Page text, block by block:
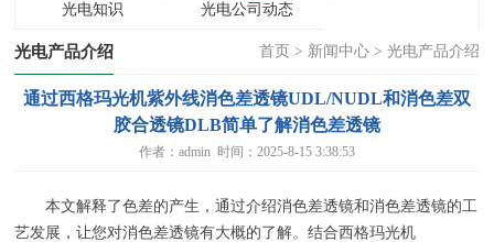
光电知识 光电公司动态
光电产品介绍 首页 > 新闻中心> 光电产品介绍
通过西格玛光机紫外线消色差透镜UDL/NUDL和消色差双
胶合透镜DLB简单了解消色差透镜
作者：admin 时间：2025-8-15 3:38:53
本文解释了色差的产生，通过介绍消色差透镜和消色差透镜的工
艺发展，让您对消色差透镜有大概的了解。结合西格玛光机